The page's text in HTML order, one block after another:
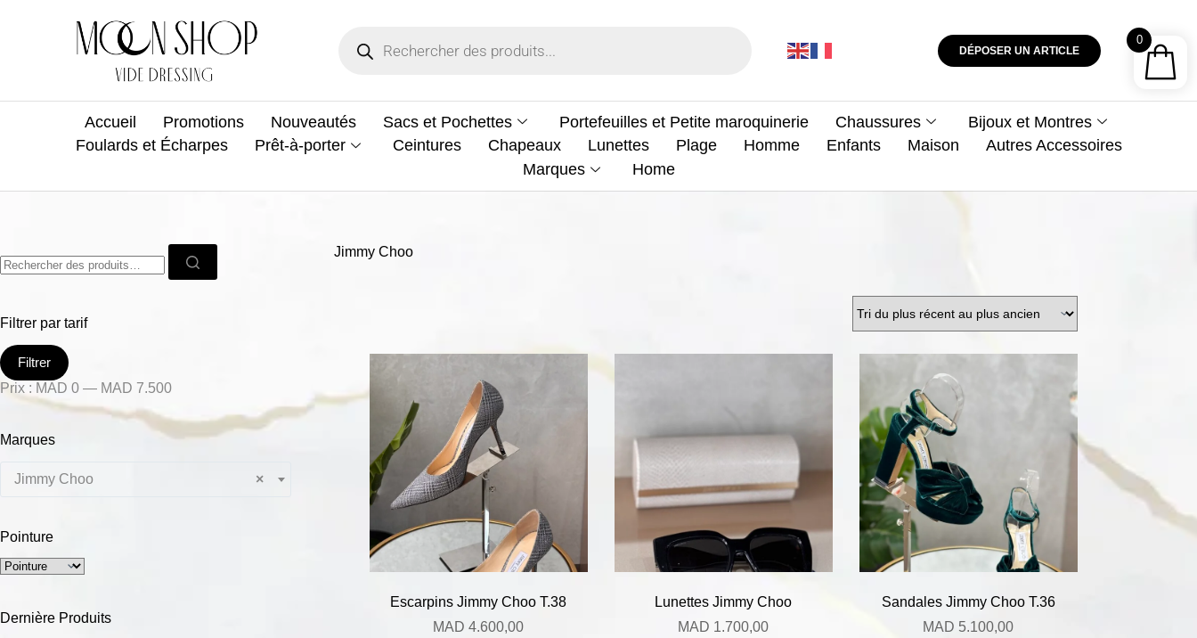
DÉPOSER UN ARTICLE
Accueil Promotions Nouveautés Sacs et Pochettes Portefeuilles et Petite maroquinerie Chaussures
Bijoux et Montres
Foulards et Écharpes
Prêt-à-porter Ceintures Chapeaux Lunettes Plage Homme Enfants Maison
Autres Accessoires
Marques
Home
Jimmy Choo
Escarpins Jimmy Choo T.38
MAD 4.600,00
Lunettes Jimmy Choo
MAD 1.700,00
Sandales Jimmy Choo T.36
MAD 5.100,00
Filtrer par tarif
Filtrer
Prix : MAD 0 — MAD 7.500
Marques
×
Jimmy Choo
Pointure
Dernière Produits
0